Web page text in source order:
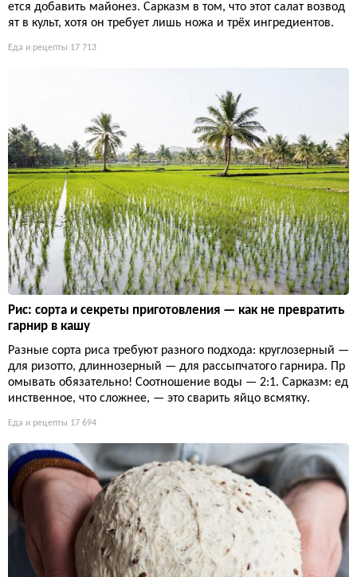
ется добавить майонез. Сарказм в том, что этот салат возвод
ят в культ, хотя он требует лишь ножа и трёх ингредиентов.
Еда и рецепты 17 713
Рис: сорта и секреты приготовления — как не превратить
гарнир в кашу
Разные сорта риса требуют разного подхода: круглозерный —
для ризотто, длиннозерный — для рассыпчатого гарнира. Пр
омывать обязательно! Соотношение воды — 2:1. Сарказм: ед
инственное, что сложнее, — это сварить яйцо всмятку.
Еда и рецепты 17 694